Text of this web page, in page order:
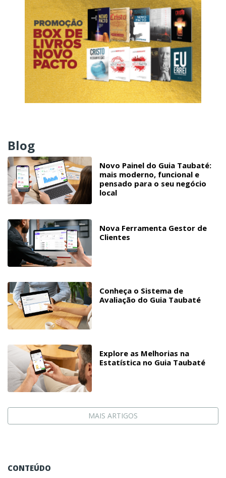
Blog
Novo Painel do Guia Taubaté:
mais moderno, funcional e
pensado para o seu negócio
local
Nova Ferramenta Gestor de
Clientes
Conheça o Sistema de
Avaliação do Guia Taubaté
Explore as Melhorias na
Estatística no Guia Taubaté
MAIS ARTIGOS
CONTEÚDO